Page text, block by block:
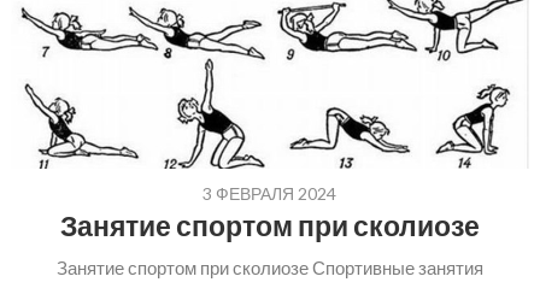
3 ФЕВРАЛЯ 2024
Занятие спортом при сколиозе
Занятие спортом при сколиозе Спортивные занятия